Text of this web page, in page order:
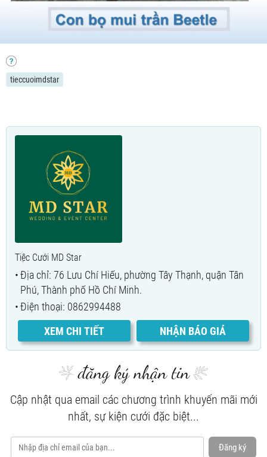
tieccuoimdstar
Tiệc Cưới MD Star
Địa chỉ: 76 Lưu Chí Hiếu, phường Tây Thạnh, quận Tân
Phú, Thành phố Hồ Chí Minh.
Điện thoại: 0862994488
XEM CHI TIẾT
NHẬN BÁO GIÁ
đăng ký nhận tin
Cập nhật qua email các chương trình khuyến mãi mới
nhất, sự kiện cưới đặc biệt...
Đăng ký